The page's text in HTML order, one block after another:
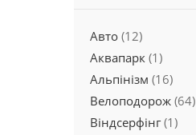
Авто (12)
Аквапарк (1)
Альпінізм (16)
Велоподорож (64)
Віндсерфінг(1)